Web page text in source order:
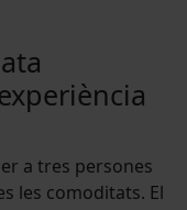
a tres persones
les comoditats. El